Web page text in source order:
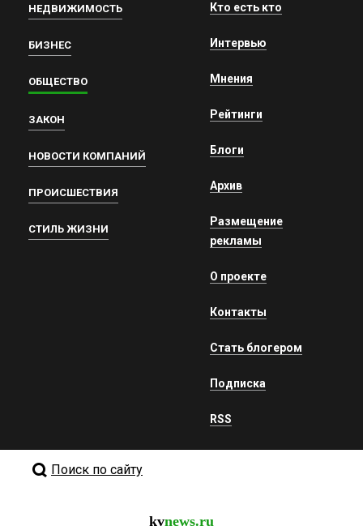
НЕДВИЖИМОСТЬ
БИЗНЕС
ОБЩЕСТВО
ЗАКОН
НОВОСТИ КОМПАНИЙ
ПРОИСШЕСТВИЯ
СТИЛЬ ЖИЗНИ
Кто есть кто
Интервью
Мнения
Рейтинги
Блоги
Архив
Размещение
рекламы
О проекте
Контакты
Стать блогером
Подписка
RSS
Поиск по сайту
kvnews.ru